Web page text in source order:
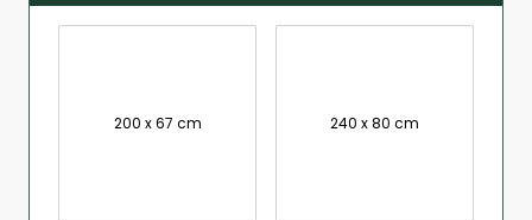
200 x 67 cm 240 x 80 cm